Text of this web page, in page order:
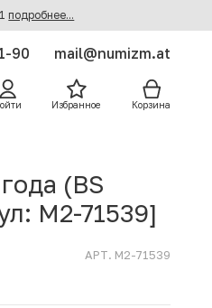
подробнее...
90 mail@numizm.at
Избранное Корзина
(BS
M2-71539]
АРТ. M2-71539